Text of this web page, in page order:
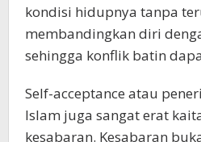
kondisi hidupnya tanpa
membandingkan diri
sehingga konflik batin
Self-acceptance atau
Islam juga sangat erat
kesabaran. Kesabaran